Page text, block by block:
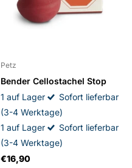
Petz
Bender Cellostachel Stop
1 auf Lager
Sofort lieferbar
(3-4 Werktage)
1 auf Lager
Sofort lieferbar
(3-4 Werktage)
€16,90